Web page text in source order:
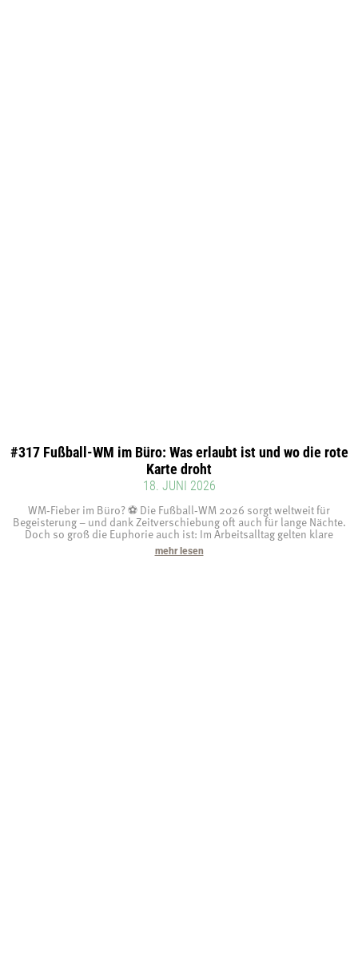
#317 Fußball-WM im Büro: Was erlaubt ist und wo die rote
Karte droht
18. JUNI 2026
WM‑Fieber im Büro? ⚽ Die Fußball‑WM 2026 sorgt weltweit für
Begeisterung – und dank Zeitverschiebung oft auch für lange Nächte.
Doch so groß die Euphorie auch ist: Im Arbeitsalltag gelten klare
mehr lesen